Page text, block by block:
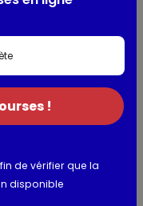
(semoule de BLÉ
viande de poule
eau, amidon,
naturel de
3,0% de
!
de vérifier que la
disponible